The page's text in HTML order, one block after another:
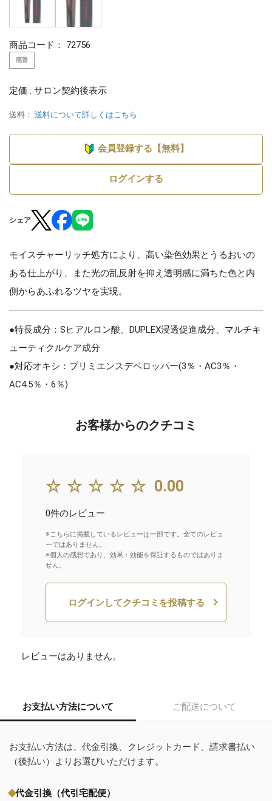
商品コード： 72756
廃番
定価 : サロン契約後表示
送料： 送料について詳しくはこちら
会員登録する【無料】
ログインする
シェア
モイスチャーリッチ処方により、高い染色効果とうるおいの
ある仕上がり、また光の乱反射を抑え透明感に満ちた色と内
側からあふれるツヤを実現。
●特長成分：Sヒアルロン酸、DUPLEX浸透促進成分、マルチキ
ューティクルケア成分
●対応オキシ：プリミエンスデベロッパー(3％・AC3％・
AC4.5％・6％)
お客様からのクチコミ
☆☆☆☆☆ 0.00
0件のレビュー
※こちらに掲載しているレビューは一部です。全てのレビュ
ーではありません。
※個人の感想であり、効果・効能を保証するものではありま
せん。
ログインしてクチコミを投稿する
レビューはありません。
お支払い方法について ご配送について
お支払い方法は、代金引換、クレジットカード、請求書払い
（後払い）よりお選びいただけます。
代金引換（代引宅配便）